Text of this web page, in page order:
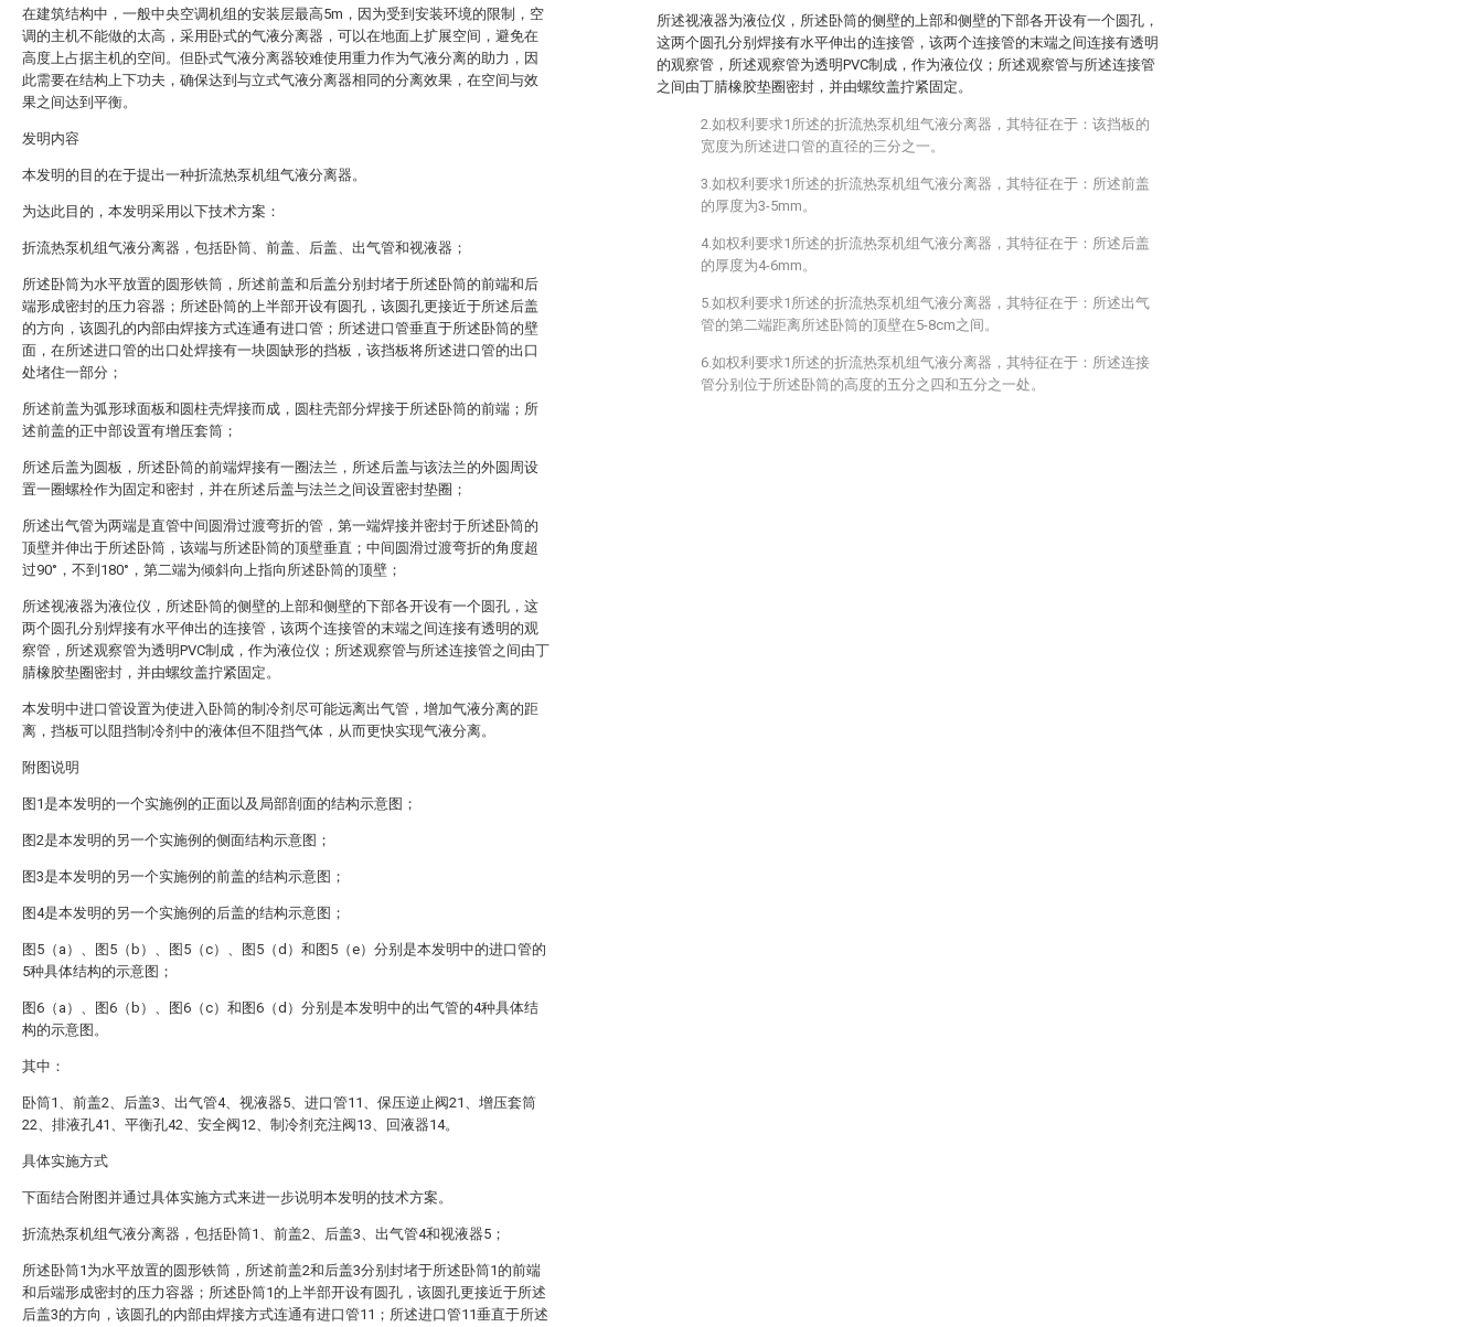
在建筑结构中，一般中央空调机组的安装层最高5m，因为受到安装环境的限制，空
调的主机不能做的太高，采用卧式的气液分离器，可以在地面上扩展空间，避免在
高度上占据主机的空间。但卧式气液分离器较难使用重力作为气液分离的助力，因
此需要在结构上下功夫，确保达到与立式气液分离器相同的分离效果，在空间与效
果之间达到平衡。
发明内容
本发明的目的在于提出一种折流热泵机组气液分离器。
为达此目的，本发明采用以下技术方案：
折流热泵机组气液分离器，包括卧筒、前盖、后盖、出气管和视液器；
所述卧筒为水平放置的圆形铁筒，所述前盖和后盖分别封堵于所述卧筒的前端和后
端形成密封的压力容器；所述卧筒的上半部开设有圆孔，该圆孔更接近于所述后盖
的方向，该圆孔的内部由焊接方式连通有进口管；所述进口管垂直于所述卧筒的壁
面，在所述进口管的出口处焊接有一块圆缺形的挡板，该挡板将所述进口管的出口
处堵住一部分；
所述前盖为弧形球面板和圆柱壳焊接而成，圆柱壳部分焊接于所述卧筒的前端；所
述前盖的正中部设置有增压套筒；
所述后盖为圆板，所述卧筒的前端焊接有一圈法兰，所述后盖与该法兰的外圆周设
置一圈螺栓作为固定和密封，并在所述后盖与法兰之间设置密封垫圈；
所述出气管为两端是直管中间圆滑过渡弯折的管，第一端焊接并密封于所述卧筒的
顶壁并伸出于所述卧筒，该端与所述卧筒的顶壁垂直；中间圆滑过渡弯折的角度超
过90°，不到180°，第二端为倾斜向上指向所述卧筒的顶壁；
所述视液器为液位仪，所述卧筒的侧壁的上部和侧壁的下部各开设有一个圆孔，这
两个圆孔分别焊接有水平伸出的连接管，该两个连接管的末端之间连接有透明的观
察管，所述观察管为透明PVC制成，作为液位仪；所述观察管与所述连接管之间由丁
腈橡胶垫圈密封，并由螺纹盖拧紧固定。
本发明中进口管设置为使进入卧筒的制冷剂尽可能远离出气管，增加气液分离的距
离，挡板可以阻挡制冷剂中的液体但不阻挡气体，从而更快实现气液分离。
附图说明
图1是本发明的一个实施例的正面以及局部剖面的结构示意图；
图2是本发明的另一个实施例的侧面结构示意图；
图3是本发明的另一个实施例的前盖的结构示意图；
图4是本发明的另一个实施例的后盖的结构示意图；
图5（a）、图5（b）、图5（c）、图5（d）和图5（e）分别是本发明中的进口管的
5种具体结构的示意图；
图6（a）、图6（b）、图6（c）和图6（d）分别是本发明中的出气管的4种具体结
构的示意图。
其中：
卧筒1、前盖2、后盖3、出气管4、视液器5、进口管11、保压逆止阀21、增压套筒
22、排液孔41、平衡孔42、安全阀12、制冷剂充注阀13、回液器14。
具体实施方式
下面结合附图并通过具体实施方式来进一步说明本发明的技术方案。
折流热泵机组气液分离器，包括卧筒1、前盖2、后盖3、出气管4和视液器5；
所述卧筒1为水平放置的圆形铁筒，所述前盖2和后盖3分别封堵于所述卧筒1的前端
和后端形成密封的压力容器；所述卧筒1的上半部开设有圆孔，该圆孔更接近于所述
后盖3的方向，该圆孔的内部由焊接方式连通有进口管11；所述进口管11垂直于所述
所述视液器为液位仪，所述卧筒的侧壁的上部和侧壁的下部各开设有一个圆孔，
这两个圆孔分别焊接有水平伸出的连接管，该两个连接管的末端之间连接有透明
的观察管，所述观察管为透明PVC制成，作为液位仪；所述观察管与所述连接管
之间由丁腈橡胶垫圈密封，并由螺纹盖拧紧固定。
2.如权利要求1所述的折流热泵机组气液分离器，其特征在于：该挡板的
宽度为所述进口管的直径的三分之一。
3.如权利要求1所述的折流热泵机组气液分离器，其特征在于：所述前盖
的厚度为3-5mm。
4.如权利要求1所述的折流热泵机组气液分离器，其特征在于：所述后盖
的厚度为4-6mm。
5.如权利要求1所述的折流热泵机组气液分离器，其特征在于：所述出气
管的第二端距离所述卧筒的顶壁在5-8cm之间。
6.如权利要求1所述的折流热泵机组气液分离器，其特征在于：所述连接
管分别位于所述卧筒的高度的五分之四和五分之一处。